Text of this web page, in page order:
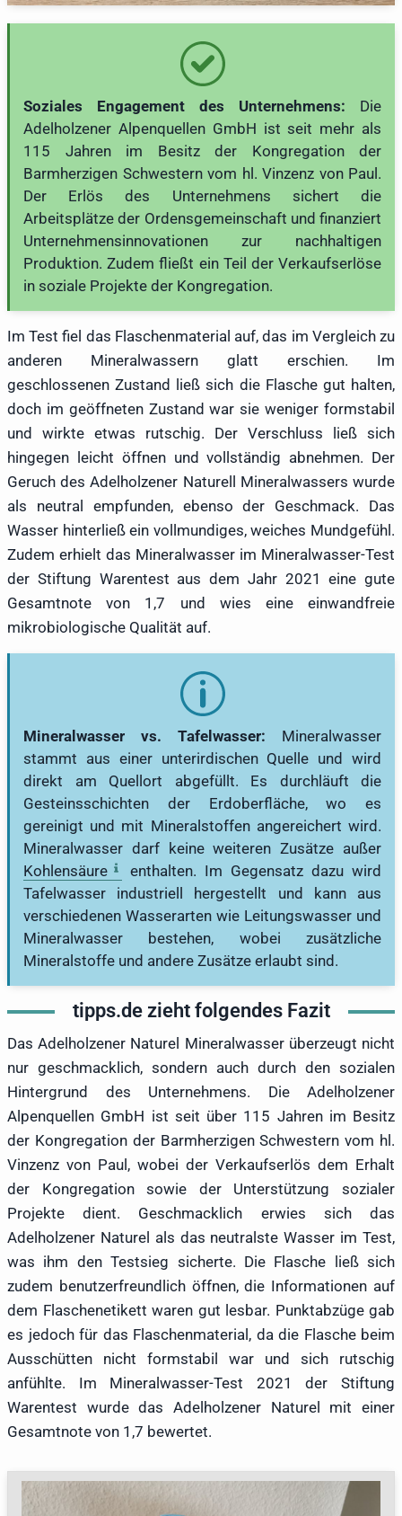
Soziales Engagement des Unternehmens: Die
Adelholzener Alpenquellen GmbH ist seit mehr als
115 Jahren im Besitz der Kongregation der
Barmherzigen Schwestern vom hl. Vinzenz von Paul.
Der Erlös des Unternehmens sichert die
Arbeitsplätze der Ordensgemeinschaft und finanziert
Unternehmensinnovationen zur nachhaltigen
Produktion. Zudem fließt ein Teil der Verkaufserlöse
in soziale Projekte der Kongregation.
Im Test fiel das Flaschenmaterial auf, das im Vergleich zu
anderen Mineralwassern glatt erschien. Im
geschlossenen Zustand ließ sich die Flasche gut halten,
doch im geöffneten Zustand war sie weniger formstabil
und wirkte etwas rutschig. Der Verschluss ließ sich
hingegen leicht öffnen und vollständig abnehmen. Der
Geruch des Adelholzener Naturell Mineralwassers wurde
als neutral empfunden, ebenso der Geschmack. Das
Wasser hinterließ ein vollmundiges, weiches Mundgefühl.
Zudem erhielt das Mineralwasser im Mineralwasser-Test
der Stiftung Warentest aus dem Jahr 2021 eine gute
Gesamtnote von 1,7 und wies eine einwandfreie
mikrobiologische Qualität auf.
Mineralwasser vs. Tafelwasser: Mineralwasser
stammt aus einer unterirdischen Quelle und wird
direkt am Quellort abgefüllt. Es durchläuft die
Gesteinsschichten der Erdoberfläche, wo es
gereinigt und mit Mineralstoffen angereichert wird.
Mineralwasser darf keine weiteren Zusätze außer
Kohlensäure
enthalten. Im Gegensatz dazu wird
Tafelwasser industriell hergestellt und kann aus
verschiedenen Wasserarten wie Leitungswasser und
Mineralwasser bestehen, wobei zusätzliche
Mineralstoffe und andere Zusätze erlaubt sind.
tipps.de zieht folgendes Fazit
Das Adelholzener Naturel Mineralwasser überzeugt nicht
nur geschmacklich, sondern auch durch den sozialen
Hintergrund des Unternehmens. Die Adelholzener
Alpenquellen GmbH ist seit über 115 Jahren im Besitz
der Kongregation der Barmherzigen Schwestern vom hl.
Vinzenz von Paul, wobei der Verkaufserlös dem Erhalt
der Kongregation sowie der Unterstützung sozialer
Projekte dient. Geschmacklich erwies sich das
Adelholzener Naturel als das neutralste Wasser im Test,
was ihm den Testsieg sicherte. Die Flasche ließ sich
zudem benutzerfreundlich öffnen, die Informationen auf
dem Flaschenetikett waren gut lesbar. Punktabzüge gab
es jedoch für das Flaschenmaterial, da die Flasche beim
Ausschütten nicht formstabil war und sich rutschig
anfühlte. Im Mineralwasser-Test 2021 der Stiftung
Warentest wurde das Adelholzener Naturel mit einer
Gesamtnote von 1,7 bewertet.